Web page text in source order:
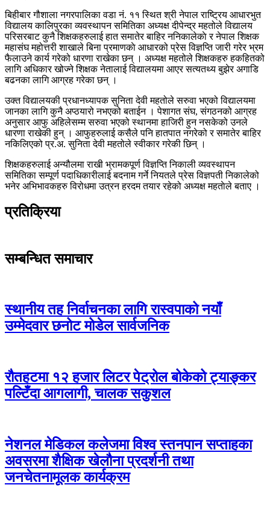
बिहीबार गौशाला नगरपालिका वडा नं. ११ स्थित श्री नेपाल राष्ट्रिय आधारभुत
विद्यालय कालिपुरका व्यवस्थापन समितिका अध्यक्ष दीपेन्द्र महतोले विद्यालय
परिसरबाट कुनै शिक्षकहरुलाई हात समातेर बाहिर ननिकालेकाे र नेपाल शिक्षक
महासंघ महोत्तरी शाखाले बिना प्रमाणकाे आधारको प्रेस विज्ञप्ति जारी गरेर भ्रम
फैलाउने कार्य गरेको धारणा राखेका छन् । अध्यक्ष महतोले शिक्षकहरु हकहितको
लागि अधिकार खोज्ने शिक्षक नेतालाई विद्यालयमा आएर सत्यतथ्य बुझेर अगाडि
बढनका लागि आग्रह गरेका छन् ।
उक्त विद्यालयकी प्रधानध्यापक सुनिता देवी महतोले सरुवा भएको विद्यालयमा
जानका लागि कुनै अप्ठयारो नभएको बताईन । पेशागत संघ, संगठनको आग्रह
अनुसार आफु अहिलेसम्म सरुवा भएको स्थानमा हाजिरी हुन नसकेको उनले
धारणा राखेकी हुन् । आफुहरुलाई कसैले पनि हातपात नगरेको र समातेर बाहिर
नकिलिएको प्र.अ. सुनिता देवी महतोले स्वीकार गरेकी छिन् ।
शिक्षकहरुलाई अन्यौलमा राखी भ्रामकपूर्ण विज्ञप्ति निकाली व्यवस्थापन
समितिका सम्पूर्ण पदाधिकारीलाई बदनाम गर्ने नियतले प्रेस विज्ञपती निकालेको
भनेर अभिभावकहरु विरोधमा उत्रन हरदम तयार रहेको अध्यक्ष महताेले बताए ।
प्रतिक्रिया
सम्बन्धित समाचार
स्थानीय तह निर्वाचनका लागि रास्वपाको नयाँ
उम्मेदवार छनोट मोडेल सार्वजनिक
रौतहटमा १२ हजार लिटर पेट्रोल बोकेको ट्याङ्कर
पल्टिँदा आगलागी, चालक सकुशल
नेशनल मेडिकल कलेजमा विश्व स्तनपान सप्ताहका
अवसरमा शैक्षिक खेलौना प्रदर्शनी तथा
जनचेतनामूलक कार्यक्रम